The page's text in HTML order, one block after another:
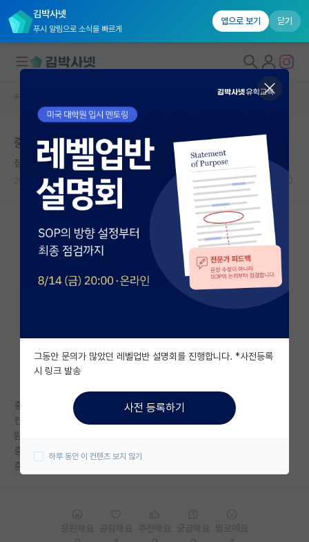
김박사넷
푸시 알림으로 소식을 빠르게
앱으로 보기 닫기
대학원생 모집
국내대학원 정보
연구실&오픈랩
커뮤니티
커뮤니티 홈
전체글보기
베스트 게시판
자유 게시판(아무개랩)
미국 유학 게시판
미국 대학원 합격 후기 게시판
대학원생 모집 게시판
연구실(PI) 홍보 게시판
커뮤니티 홈
중대 컨택의 영향력
점잖은 그레고어 멘델
2021.09.05 9 3259
중대 공대 대학원으로 진학하는데
컨택의 영향력이 크나요?
원하는 랩에 컨택을 하긴했는데 컨택과 입시는 다르다라는 말도 있고
중대정도의 라인에는 컨택이 절대적이라는 말도 있고 의견이 많네요!
중대 넣어보신분이나 재학생분들 조언해주실수 있나요?
그동안 문의가 많았던 레벨업반 설명회를 진행합니다. *사전등록
시 링크 발송
사전 등록하기
하루 동안 이 컨텐츠 보지 않기